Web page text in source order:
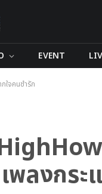
EVENT
ใจคนช้ำรัก
พลงกร